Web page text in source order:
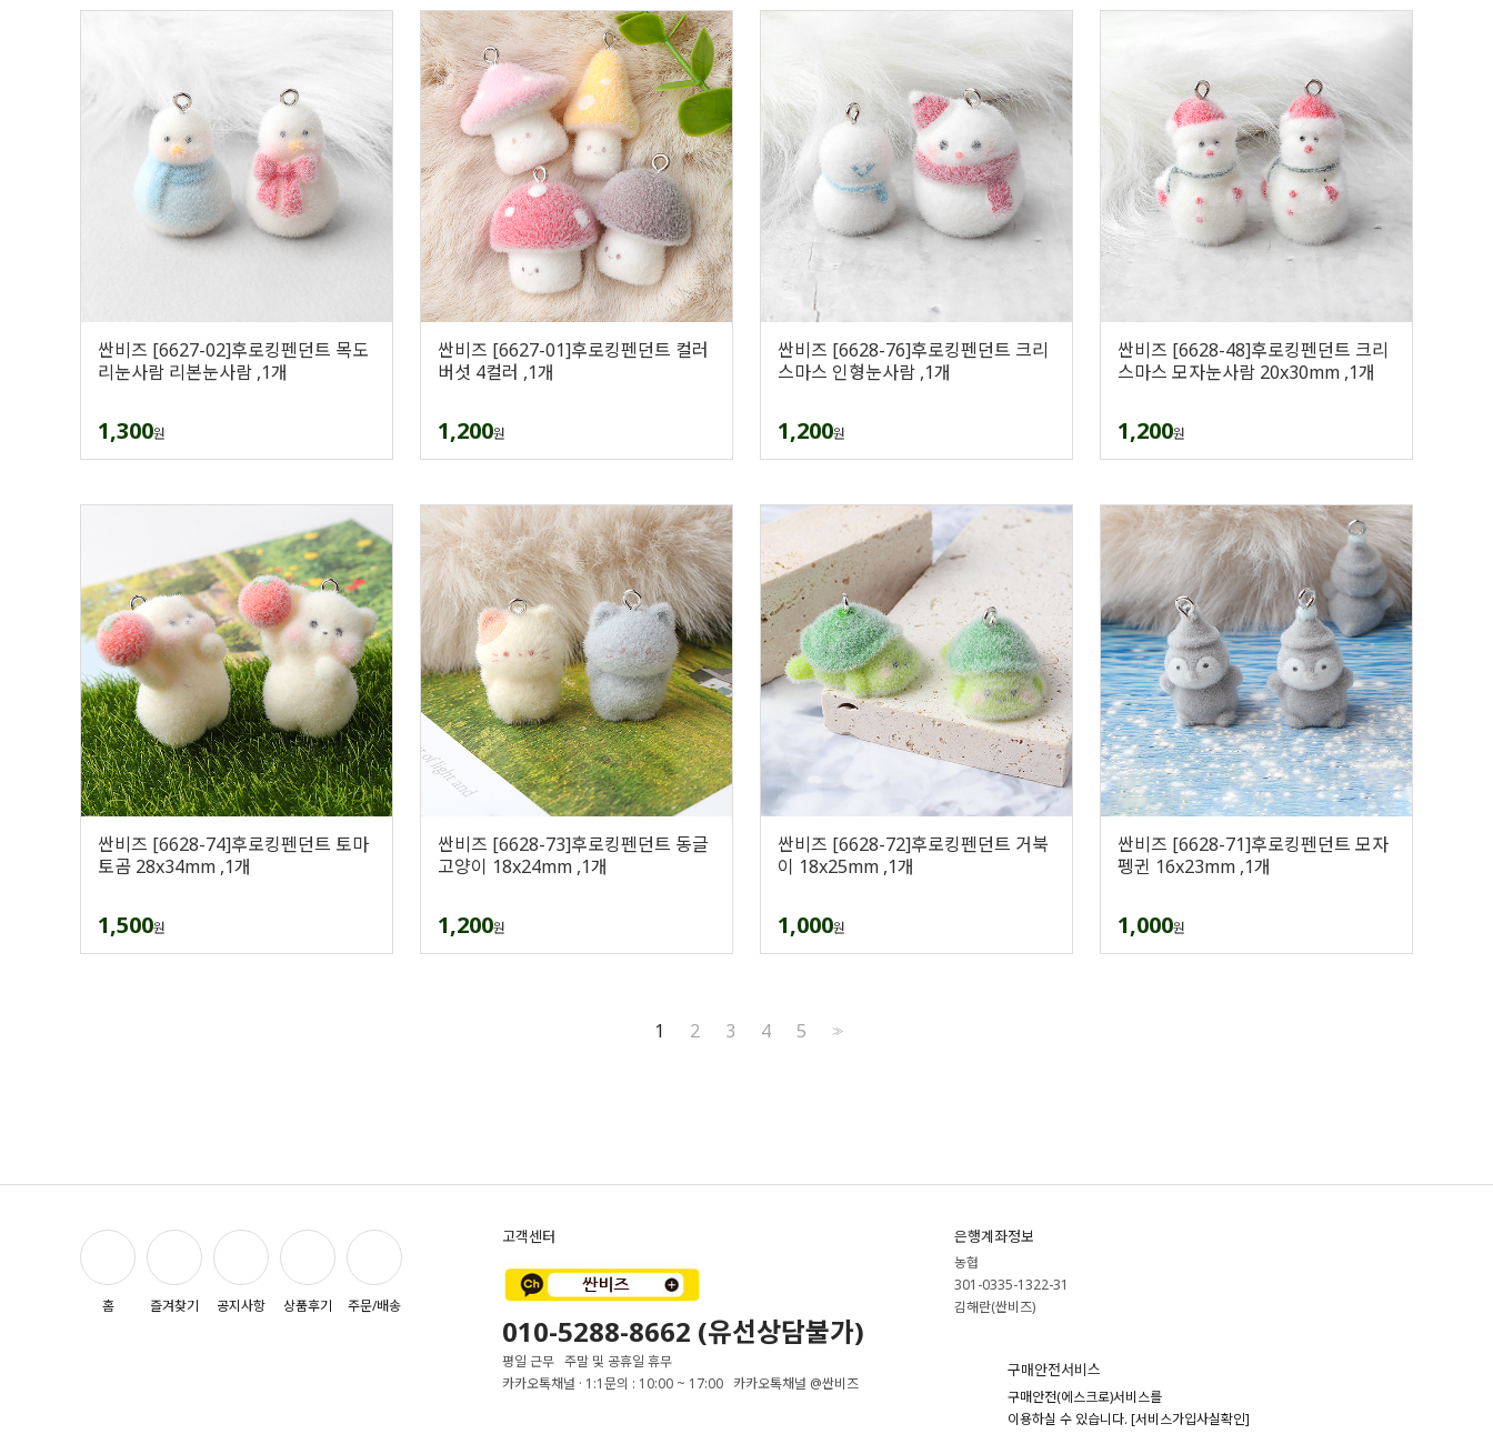
싼비즈 [6627-02]후로킹펜던트 목도
리눈사람 리본눈사람 ,1개
1,300원
싼비즈 [6627-01]후로킹펜던트 컬러
버섯 4컬러 ,1개
1,200원
싼비즈 [6628-76]후로킹펜던트 크리
스마스 인형눈사람 ,1개
1,200원
싼비즈 [6628-48]후로킹펜던트 크리
스마스 모자눈사람 20x30mm ,1개
1,200원
싼비즈 [6628-74]후로킹펜던트 토마
토곰 28x34mm ,1개
1,500원
싼비즈 [6628-73]후로킹펜던트 동글
고양이 18x24mm ,1개
1,200원
싼비즈 [6628-72]후로킹펜던트 거북
이 18x25mm ,1개
1,000원
싼비즈 [6628-71]후로킹펜던트 모자
펭귄 16x23mm ,1개
1,000원
1 2 3 4 5 >>
홈 즐겨찾기 공지사항 상품후기 주문/배송
고객센터
010-5288-8662 (유선상담불가)
평일 근무 주말 및 공휴일 휴무
카카오톡채널 · 1:1문의 : 10:00 ~ 17:00 카카오톡채널 @싼비즈
은행계좌정보
농협
301-0335-1322-31
김해란(싼비즈)
구매안전서비스
구매안전(에스크로)서비스를
이용하실 수 있습니다. [서비스가입사실확인]